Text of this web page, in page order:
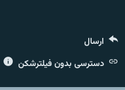
ارسال
دسترسی بدون فیلترشکن